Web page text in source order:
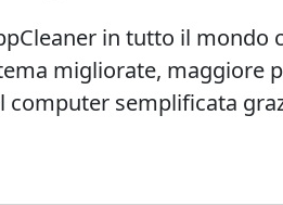
in tutto il mondo
migliorate, maggiore
computer semplificata